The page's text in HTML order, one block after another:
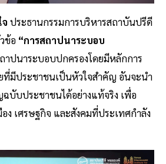
ประธานกรรมการบริหารสถาบันปรีดี
ข้อ “การสถาปนาระบอบ
าปนาระบอบปกครองโดยมีหลักการ
มีประชาชนเป็นหัวใจสำคัญ อันจะนำ
ฉบับประชาชนได้อย่างแท้จริง เพื่อ
ง เศรษฐกิจ และสังคมที่ประเทศกำลัง